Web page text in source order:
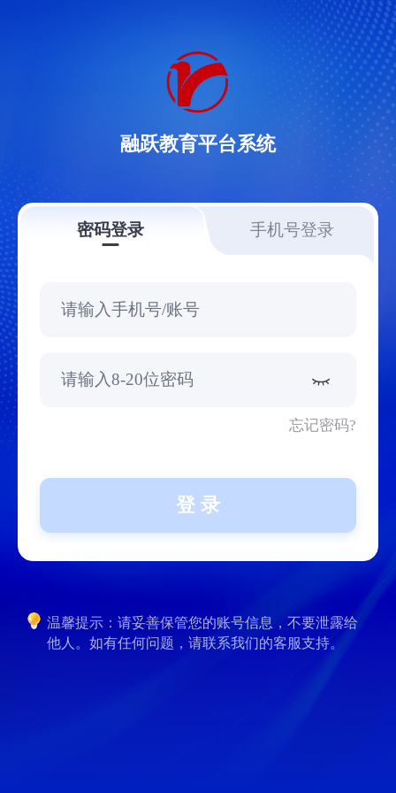
融跃教育平台系统
密码登录 手机号登录
请输入手机号/账号
请输入8-20位密码
忘记密码?
登 录
温馨提示：请妥善保管您的账号信息，不要泄露给
他人。如有任何问题，请联系我们的客服支持。